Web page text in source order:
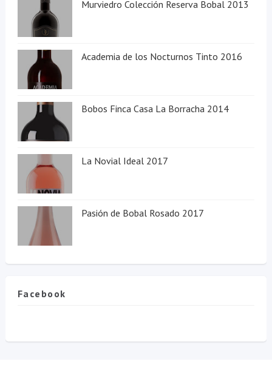
Murviedro Colección Reserva Bobal 2013
Academia de los Nocturnos Tinto 2016
Bobos Finca Casa La Borracha 2014
La Novial Ideal 2017
Pasión de Bobal Rosado 2017
Facebook